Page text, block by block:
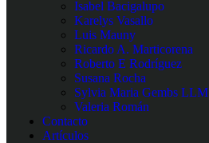
Isabel Bacigalupo
Karelys Vasallo
Luis Mauny
Ricardo A. Marticorena
Roberto E Rodríguez
Susana Rocha
Sylvia Maria Gembs LLM
Valeria Román
Contacto
Artículos